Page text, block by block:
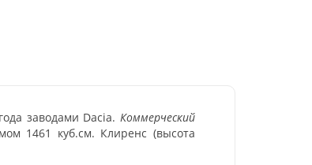
заводами Dacia.Коммерческий
1461 куб.см. Клиренс (высота